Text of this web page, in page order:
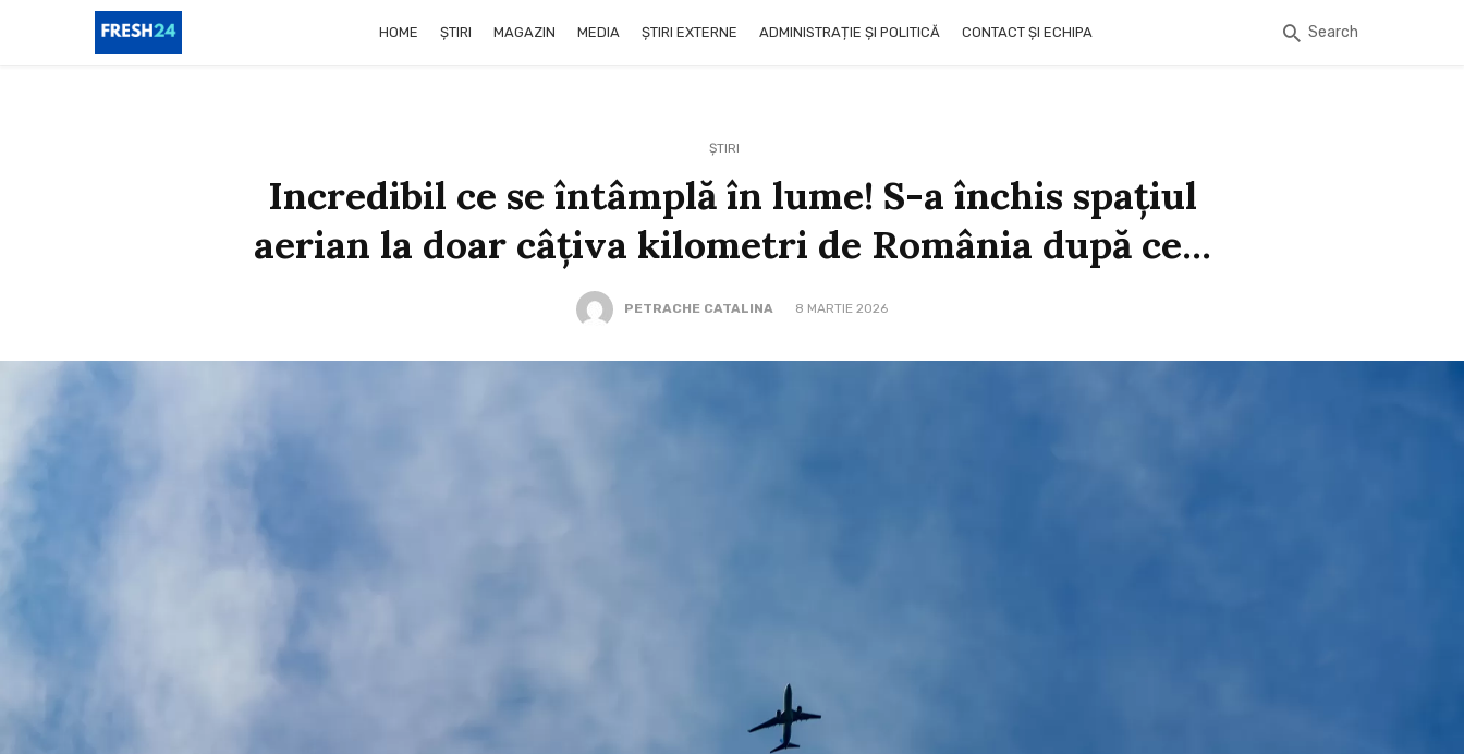
HOME ȘTIRI MAGAZIN MEDIA ȘTIRI EXTERNE ADMINISTRAȚIE ȘI POLITICĂ CONTACT ȘI ECHIPA Search
ȘTIRI
Incredibil ce se întâmplă în lume! S-a închis spațiul
aerian la doar câțiva kilometri de România după ce…
PETRACHE CATALINA 8 MARTIE 2026